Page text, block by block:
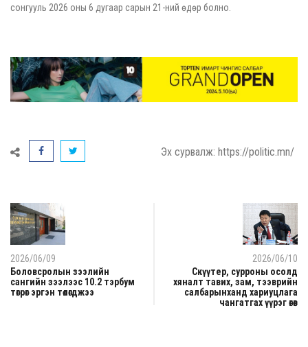
сонгууль 2026 оны 6 дугаар сарын 21-ний өдөр болно.
Эх сурвалж: https://politic.mn/
2026/06/09
Боловсролын зээлийн
сангийн зээлээс 10.2 тэрбум
төгрөг эргэн төлөгджээ
2026/06/10
Скүүтер, сурроны осолд
хяналт тавих, зам, тээврийн
салбарынханд хариуцлага
чангатгах үүрэг өгөв